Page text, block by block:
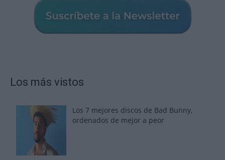
Los más vistos
Los 7 mejores discos de Bad Bunny,
ordenados de mejor a peor